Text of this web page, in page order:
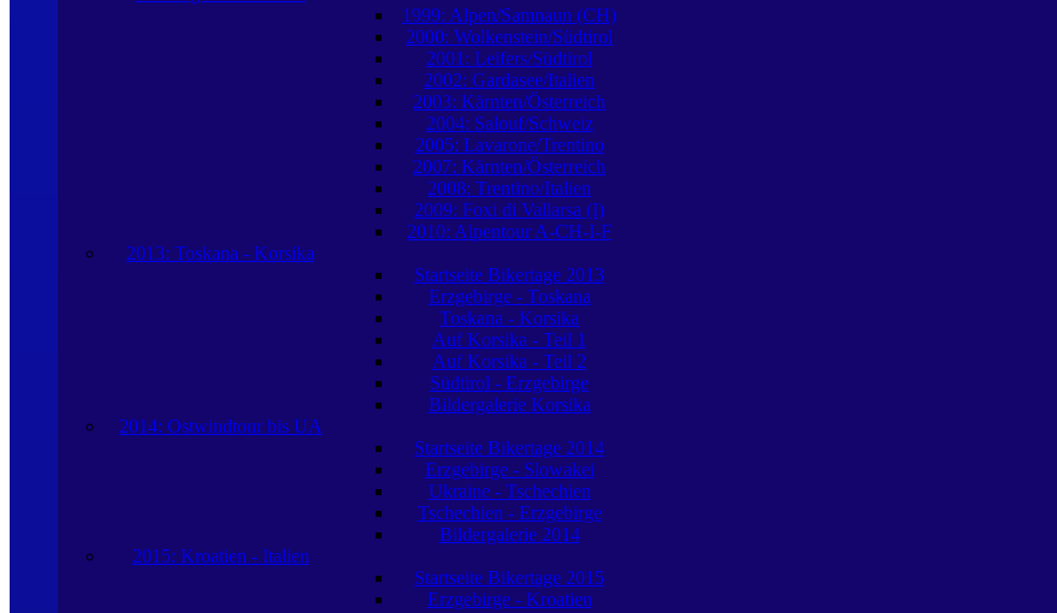
1999: Alpen/Samnaun (CH)
2000: Wolkenstein/Südtirol
2001: Leifers/Südtirol
2002: Gardasee/Italien
2003: Kärnten/Österreich
2004: Salouf/Schweiz
2005: Lavarone/Trentino
2007: Kärnten/Österreich
2008: Trentino/Italien
2009: Foxi di Vallarsa (I)
2010: Alpentour A-CH-I-F
2013: Toskana - Korsika
Startseite Bikertage 2013
Erzgebirge - Toskana
Toskana - Korsika
Auf Korsika - Teil 1
Auf Korsika - Teil 2
Südtirol - Erzgebirge
Bildergalerie Korsika
2014: Ostwindtour bis UA
Startseite Bikertage 2014
Erzgebirge - Slowakei
Ukraine - Tschechien
Tschechien - Erzgebirge
Bildergalerie 2014
2015: Kroatien - Italien
Startseite Bikertage 2015
Erzgebirge - Kroatien